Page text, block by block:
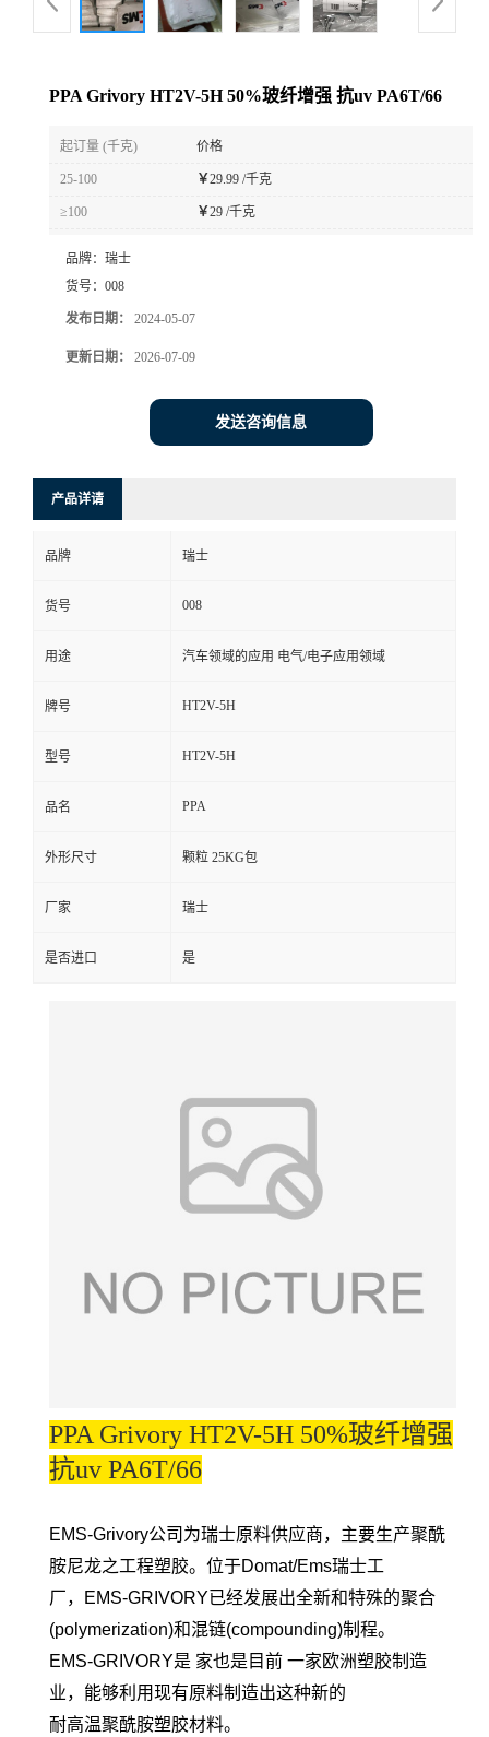
展
式
在
线
PPA Grivory HT2V-5H 50%玻纤增强 抗uv PA6T/66
起订量 (千克) 价格
25-100 ￥29.99 /千克
≥100 ￥29 /千克
品牌： 瑞士
货号： 008
发布日期： 2024-05-07
更新日期： 2026-07-09
发送咨询信息
产品详请
品牌 瑞士
货号 008
用途 汽车领域的应用 电气/电子应用领域
牌号 HT2V-5H
型号 HT2V-5H
品名 PPA
外形尺寸 颗粒 25KG包
厂家 瑞士
是否进口 是
PPA Grivory HT2V-5H 50%玻纤增强
抗uv PA6T/66
EMS-Grivory公司为瑞士原料供应商，主要生产聚酰
胺尼龙之工程塑胶。位于Domat/Ems瑞士工
厂，EMS-GRIVORY已经发展出全新和特殊的聚合
(polymerization)和混链(compounding)制程。
EMS-GRIVORY是 家也是目前 一家欧洲塑胶制造
业，能够利用现有原料制造出这种新的
耐高温聚酰胺塑胶材料。